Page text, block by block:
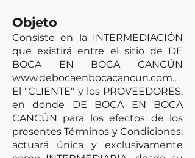
Objeto
Consiste en la INTERMEDIACIÓN
que existirá entre el sitio de DE
BOCA EN BOCA CANCÚN
www.debocaenbocacancun.com.,
El "CLIENTE" y los PROVEEDORES,
en donde DE BOCA EN BOCA
CANCÚN para los efectos de los
presentes Términos y Condiciones,
actuará única y exclusivamente